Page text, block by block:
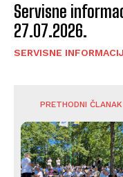
Servisne
27.07.2026.
SERVISNE
PRETHODNI ČLANAK